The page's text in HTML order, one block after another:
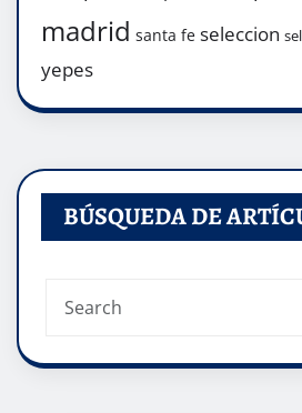
madrid santa fe seleccion
yepes
BÚSQUEDA DE